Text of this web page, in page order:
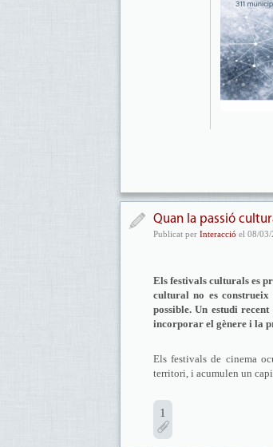
Quan la passió
Publicat per Interacció el 08/
Els festivals culturals es
cultural no es construeix
possible. Un estudi
incorporar el gènere i la
Els festivals de cinema
territori, i acumulen un
1